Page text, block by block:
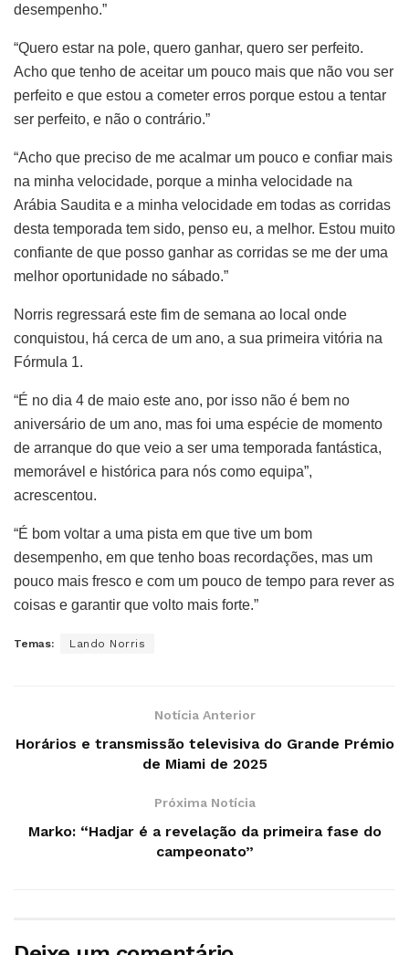
desempenho.”
“Quero estar na pole, quero ganhar, quero ser perfeito.
Acho que tenho de aceitar um pouco mais que não vou ser
perfeito e que estou a cometer erros porque estou a tentar
ser perfeito, e não o contrário.”
“Acho que preciso de me acalmar um pouco e confiar mais
na minha velocidade, porque a minha velocidade na
Arábia Saudita e a minha velocidade em todas as corridas
desta temporada tem sido, penso eu, a melhor. Estou muito
confiante de que posso ganhar as corridas se me der uma
melhor oportunidade no sábado.”
Norris regressará este fim de semana ao local onde
conquistou, há cerca de um ano, a sua primeira vitória na
Fórmula 1.
“É no dia 4 de maio este ano, por isso não é bem no
aniversário de um ano, mas foi uma espécie de momento
de arranque do que veio a ser uma temporada fantástica,
memorável e histórica para nós como equipa”,
acrescentou.
“É bom voltar a uma pista em que tive um bom
desempenho, em que tenho boas recordações, mas um
pouco mais fresco e com um pouco de tempo para rever as
coisas e garantir que volto mais forte.”
Temas: Lando Norris
Notícia Anterior
Horários e transmissão televisiva do Grande Prémio
de Miami de 2025
Próxima Notícia
Marko: “Hadjar é a revelação da primeira fase do
campeonato”